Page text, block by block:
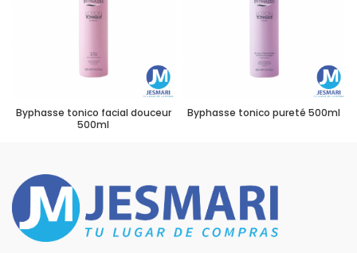
Byphasse tonico facial douceur
500ml
Byphasse tonico pureté 500ml